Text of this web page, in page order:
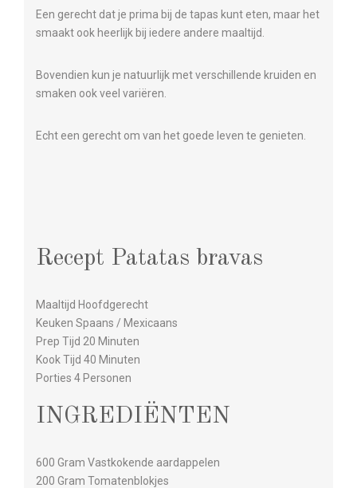
Een gerecht dat je prima bij de tapas kunt eten, maar het
smaakt ook heerlijk bij iedere andere maaltijd.
Bovendien kun je natuurlijk met verschillende kruiden en
smaken ook veel variëren.
Echt een gerecht om van het goede leven te genieten.
Recept Patatas bravas
Maaltijd Hoofdgerecht
Keuken Spaans / Mexicaans
Prep Tijd 20 Minuten
Kook Tijd 40 Minuten
Porties 4 Personen
INGREDIËNTEN
600 Gram Vastkokende aardappelen
200 Gram Tomatenblokjes